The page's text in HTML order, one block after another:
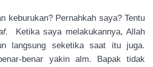
keburukan? Pernahkah saya? Tentu
Ketika saya melakukannya, Allah
langsung seketika saat itu juga.
benar yakin alm. Bapak tidak